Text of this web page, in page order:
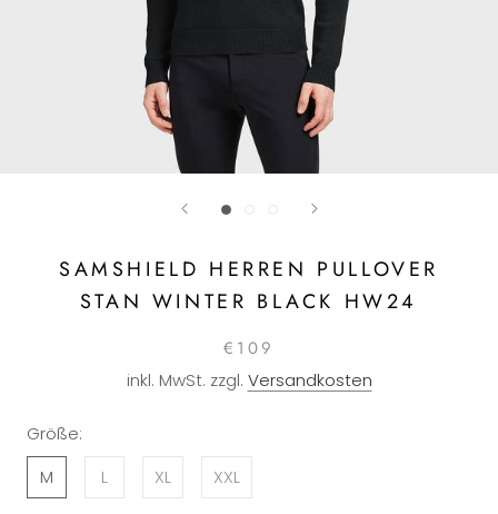
SAMSHIELD HERREN PULLOVER
STAN WINTER BLACK HW24
€109
inkl. MwSt. zzgl. Versandkosten
Größe:
M
L XL XXL